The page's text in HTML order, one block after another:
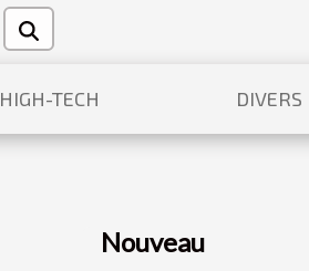
TECH DIVERS
Nouveau